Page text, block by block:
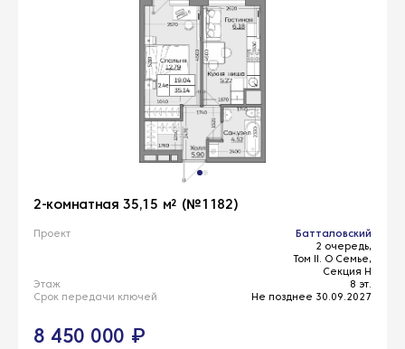
2-комнатная 35,15 м² (№1182)
Проект
Батталовский
2 очередь,
Том II. О Семье,
Секция Н
Этаж
8 эт.
Срок передачи ключей
Не позднее 30.09.2027
8 450 000 ₽